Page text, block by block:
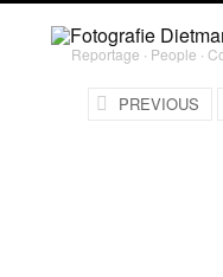
Reportage ∙ People ∙
PREVIOUS